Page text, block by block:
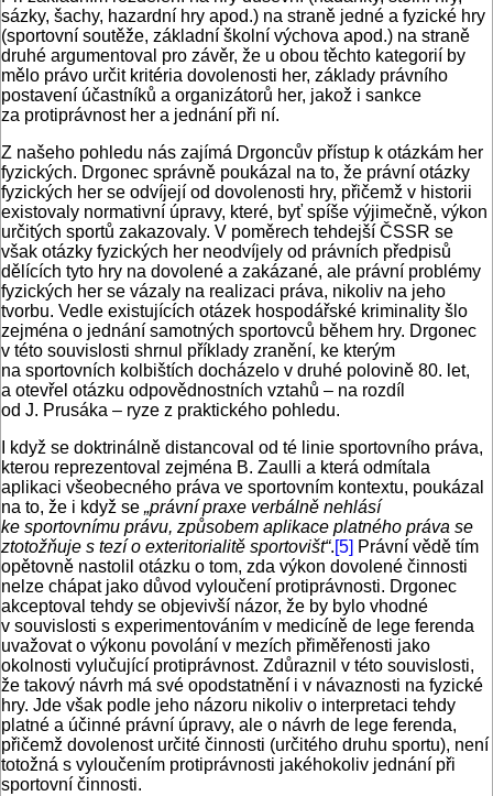
sázky, šachy, hazardní hry apod.) na straně jedné a fyzické hry
(sportovní soutěže, základní školní výchova apod.) na straně
druhé argumentoval pro závěr, že u obou těchto kategorií by
mělo právo určit kritéria dovolenosti her, základy právního
postavení účastníků a organizátorů her, jakož i sankce
za protiprávnost her a jednání při ní.
Z našeho pohledu nás zajímá Drgoncův přístup k otázkám her
fyzických. Drgonec správně poukázal na to, že právní otázky
fyzických her se odvíjejí od dovolenosti hry, přičemž v historii
existovaly normativní úpravy, které, byť spíše výjimečně, výkon
určitých sportů zakazovaly. V poměrech tehdejší ČSSR se
však otázky fyzických her neodvíjely od právních předpisů
dělících tyto hry na dovolené a zakázané, ale právní problémy
fyzických her se vázaly na realizaci práva, nikoliv na jeho
tvorbu. Vedle existujících otázek hospodářské kriminality šlo
zejména o jednání samotných sportovců během hry. Drgonec
v této souvislosti shrnul příklady zranění, ke kterým
na sportovních kolbištích docházelo v druhé polovině 80. let,
a otevřel otázku odpovědnostních vztahů – na rozdíl
od J. Prusáka – ryze z praktického pohledu.
I když se doktrinálně distancoval od té linie sportovního práva,
kterou reprezentoval zejména B. Zaulli a která odmítala
aplikaci všeobecného práva ve sportovním kontextu, poukázal
na to, že i když se „právní praxe verbálně nehlásí
ke sportovnímu právu, způsobem aplikace platného práva se
ztotožňuje s tezí o exteritorialitě sportovišt“.[5] Právní vědě tím
opětovně nastolil otázku o tom, zda výkon dovolené činnosti
nelze chápat jako důvod vyloučení protiprávnosti. Drgonec
akceptoval tehdy se objevivší názor, že by bylo vhodné
v souvislosti s experimentováním v medicíně de lege ferenda
uvažovat o výkonu povolání v mezích přiměřenosti jako
okolnosti vylučující protiprávnost. Zdůraznil v této souvislosti,
že takový návrh má své opodstatnění i v návaznosti na fyzické
hry. Jde však podle jeho názoru nikoliv o interpretaci tehdy
platné a účinné právní úpravy, ale o návrh de lege ferenda,
přičemž dovolenost určité činnosti (určitého druhu sportu), není
totožná s vyloučením protiprávnosti jakéhokoliv jednání při
sportovní činnosti.